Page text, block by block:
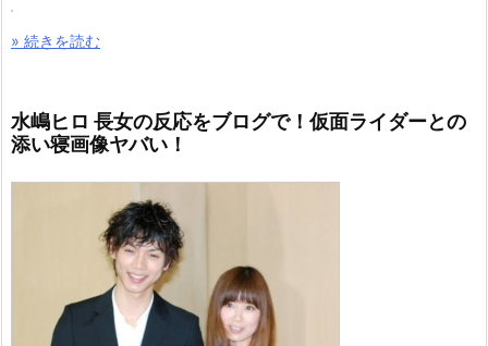
» 続きを読む
ベッカム 変貌！髪型が若い頃からの激変ぶりに衝
撃！画像はコチラ！